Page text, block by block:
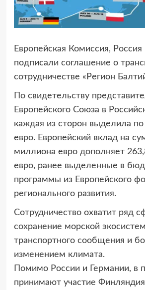
Европейская Комиссия, Россия
подписали соглашение о
сотрудничестве «Регион
По свидетельству
Европейского Союза в
каждая из сторон выделила
евро. Европейский вклад на
миллиона евро дополняет
евро, ранее выделенные в
программы из Европейского
регионального развития.
Сотрудничество охватит ряд
сохранение морской
транспортного сообщения и
изменением климата.
Помимо России и Германии, в
принимают участие